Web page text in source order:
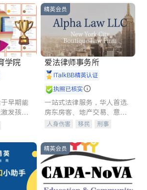
商铺租售
学院
早期能
发孩子
理念：
功的基
精英会员
爱法律师事务所
iTalkBB精英认证
执照已核实
一站式法律服务，华人首选.
房东房客、地产交易、意外
伤害、车祸重伤、商业诉
建筑合同、刑事案件全包办
人身伤害 移民
刑事
信托/遗嘱
商业
索赔
律师-其它 保释
精英会员